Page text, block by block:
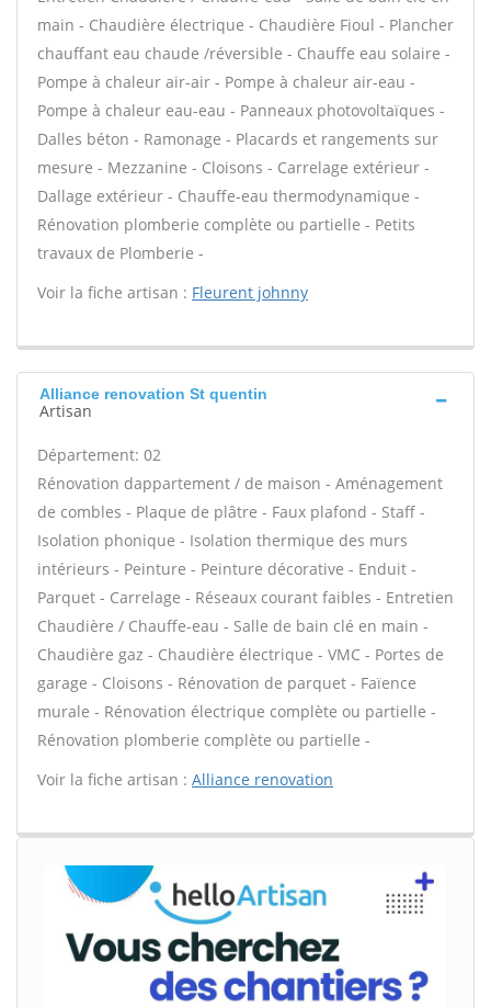
main - Chaudière électrique - Chaudière Fioul - Plancher
chauffant eau chaude /réversible - Chauffe eau solaire -
Pompe à chaleur air-air - Pompe à chaleur air-eau -
Pompe à chaleur eau-eau - Panneaux photovoltaïques -
Dalles béton - Ramonage - Placards et rangements sur
mesure - Mezzanine - Cloisons - Carrelage extérieur -
Dallage extérieur - Chauffe-eau thermodynamique -
Rénovation plomberie complète ou partielle - Petits
travaux de Plomberie -
Voir la fiche artisan : Fleurent johnny
Alliance renovation St quentin
Artisan
Département: 02
Rénovation dappartement / de maison - Aménagement
de combles - Plaque de plâtre - Faux plafond - Staff -
Isolation phonique - Isolation thermique des murs
intérieurs - Peinture - Peinture décorative - Enduit -
Parquet - Carrelage - Réseaux courant faibles - Entretien
Chaudière / Chauffe-eau - Salle de bain clé en main -
Chaudière gaz - Chaudière électrique - VMC - Portes de
garage - Cloisons - Rénovation de parquet - Faïence
murale - Rénovation électrique complète ou partielle -
Rénovation plomberie complète ou partielle -
Voir la fiche artisan : Alliance renovation